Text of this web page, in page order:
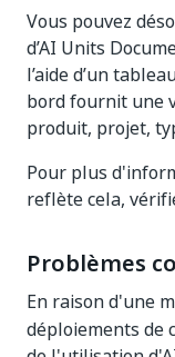
Vous pouvez
d’AI Units
l’aide d’un
bord fournit une
produit, projet,
Pour plus
reflète cela,
Problèmes
En raison d'une
déploiements de